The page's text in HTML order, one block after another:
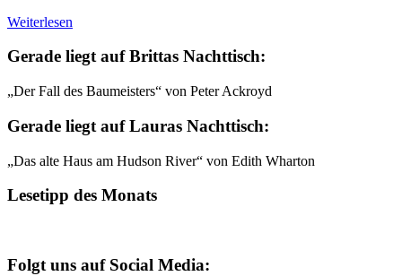
Weiterlesen
Gerade liegt auf Brittas Nachttisch:
„Der Fall des Baumeisters“ von Peter Ackroyd
Gerade liegt auf Lauras Nachttisch:
„Das alte Haus am Hudson River“ von Edith Wharton
Lesetipp des Monats
Folgt uns auf Social Media: